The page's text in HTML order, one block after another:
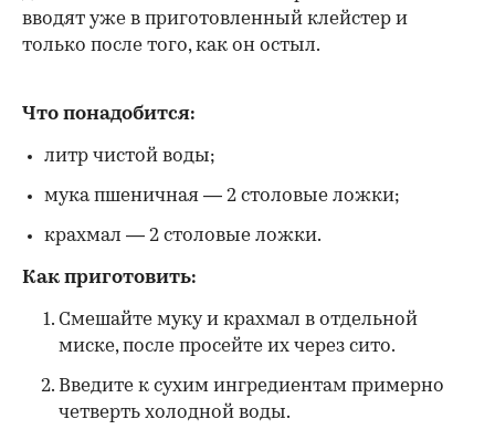
вводят уже в приготовленный клейстер и
только после того, как он остыл.
Что понадобится:
литр чистой воды;
мука пшеничная — 2 столовые ложки;
крахмал — 2 столовые ложки.
Как приготовить:
Смешайте муку и крахмал в отдельной
миске, после просейте их через сито.
Введите к сухим ингредиентам примерно
четверть холодной воды.